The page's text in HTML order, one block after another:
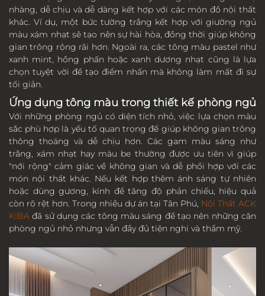
nhàng, dễ chịu và dễ dàng kết hợp với các món đồ nội thất
khác. Ví dụ, một bức tường trắng kết hợp với giường ngủ
màu xám nhạt sẽ tạo nên sự hài hòa, đồng thời giúp không
gian trông rộng rãi hơn. Ngoài ra, các tông màu pastel như
xanh mint, hồng phấn hoặc xanh dương nhạt cũng là lựa
chọn tuyệt vời để tạo điểm nhấn mà không làm mất đi sự
tối giản.
Ứng dụng tông màu trong thiết kế phòng ngủ
Với những phòng ngủ có diện tích nhỏ, việc lựa chọn màu
sắc phù hợp là yếu tố quan trọng để giúp không gian trông
thông thoáng và dễ chịu hơn. Các gam màu sáng như
trắng, xám nhạt hay màu be thường được ưu tiên vì giúp
"nới rộng" cảm giác về không gian và dễ phối hợp với các
món nội thất khác. Nếu kết hợp thêm ánh sáng tự nhiên
hoặc dùng gương, kính để tăng độ phản chiếu, hiệu quả
còn rõ rệt hơn. Trong nhiều dự án tại Tân Phú, Nội Thất ACK
KIBA đã sử dụng các tông màu sáng để tạo nên những căn
phòng ngủ nhỏ nhưng vẫn đầy đủ tiện nghi và thẩm mỹ.